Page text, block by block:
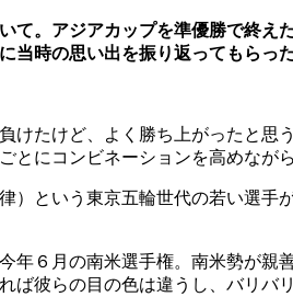
て。アジアカップを準優勝で終
当時の思い出を振り返ってもらった
けたけど、よく勝ち上がったと
とにコンビネーションを高めなが
）という東京五輪世代の若い選
年６月の南米選手権。南米勢が
ば彼らの目の色は違うし、バリバ